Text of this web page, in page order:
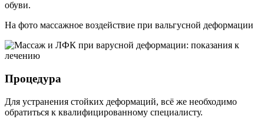
обуви.
На фото массажное воздействие при вальгусной деформации
Процедура
Для устранения стойких деформаций, всё же необходимо
обратиться к квалифицированному специалисту.